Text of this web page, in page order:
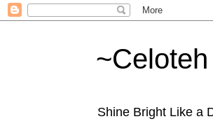
Shine Bright Like a